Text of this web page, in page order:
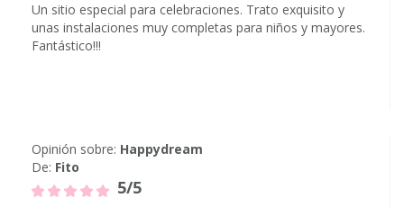
Un sitio especial para celebraciones. Trato exquisito y
unas instalaciones muy completas para niños y mayores.
Fantástico!!!
Opinión sobre: Happydream
De: Fito
5/5